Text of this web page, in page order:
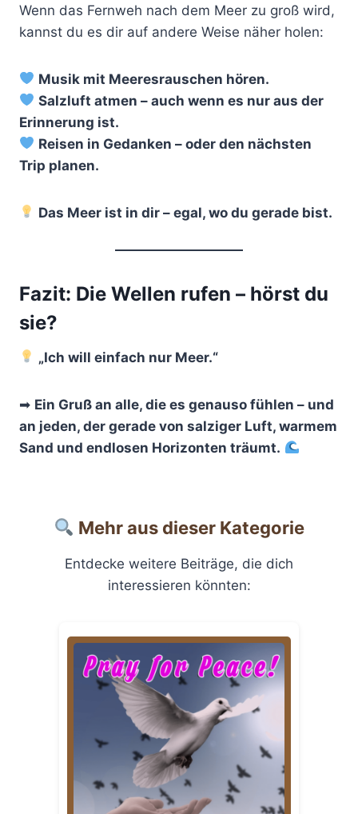
Wenn das Fernweh nach dem Meer zu groß wird,
kannst du es dir auf andere Weise näher holen:
Musik mit Meeresrauschen hören.
Salzluft atmen – auch wenn es nur aus der
Erinnerung ist.
Reisen in Gedanken – oder den nächsten
Trip planen.
Das Meer ist in dir – egal, wo du gerade bist.
Fazit: Die Wellen rufen – hörst du
sie?
„Ich will einfach nur Meer.“
➡ Ein Gruß an alle, die es genauso fühlen – und
an jeden, der gerade von salziger Luft, warmem
Sand und endlosen Horizonten träumt.
Mehr aus dieser Kategorie
Entdecke weitere Beiträge, die dich
interessieren könnten: